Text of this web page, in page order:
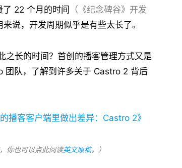
22 个月的时间 （《纪念碑谷》开发
说，开发周期似乎是有些太长了。
之长的时间？首创的播客管理方式又是
团队，了解到许多关于 Castro 2 背后
的播客客户端里做出差异：Castro 2》
你也可以点此阅读英文原稿。）